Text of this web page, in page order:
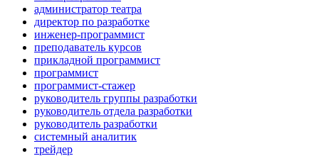
администратор театра
директор по разработке
инженер-программист
преподаватель курсов
прикладной программист
программист
программист-стажер
руководитель группы разработки
руководитель отдела разработки
руководитель разработки
системный аналитик
трейдер